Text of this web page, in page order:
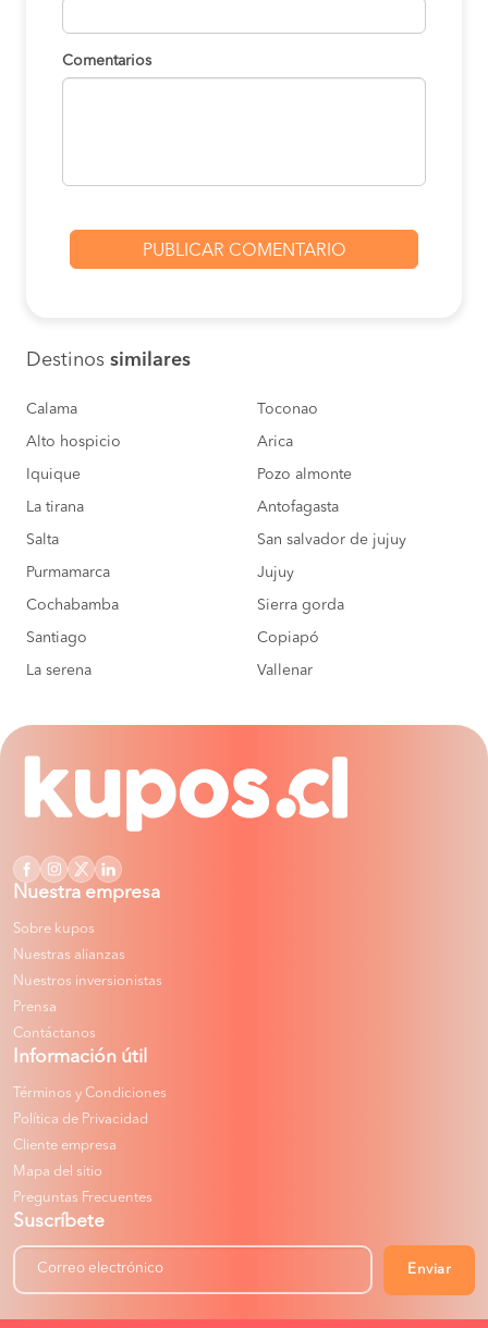
Comentarios
Destinos similares
Calama Toconao
Alto hospicio Arica
Iquique Pozo almonte
La tirana Antofagasta
Salta San salvador de jujuy
Purmamarca Jujuy
Cochabamba Sierra gorda
Santiago Copiapó
La serena Vallenar
Nuestra empresa
Sobre kupos
Nuestras alianzas
Nuestros inversionistas
Prensa
Contáctanos
Información útil
Términos y Condiciones
Política de Privacidad
Cliente empresa
Mapa del sitio
Preguntas Frecuentes
Suscríbete
Enviar